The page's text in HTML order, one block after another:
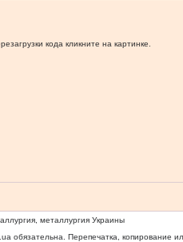
кода кликните на картинке.
металлургия Украины
обязательна. Перепечатка, копирование